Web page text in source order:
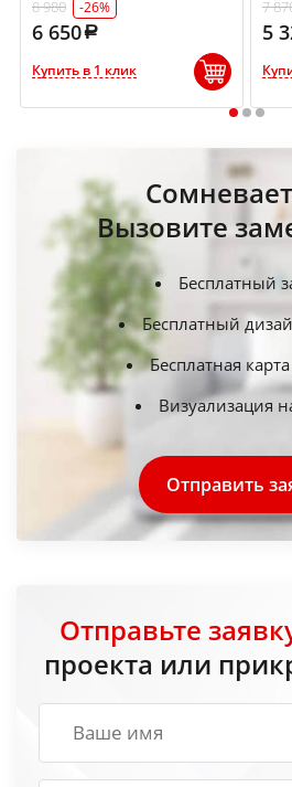
8 980 -26%
6 650
Купить в 1 клик
7
5
1 2 3
Вызовите
Бесплатный
Бесплатный
Бесплатная
Визуализация
Отправить
Отправьте
проекта или